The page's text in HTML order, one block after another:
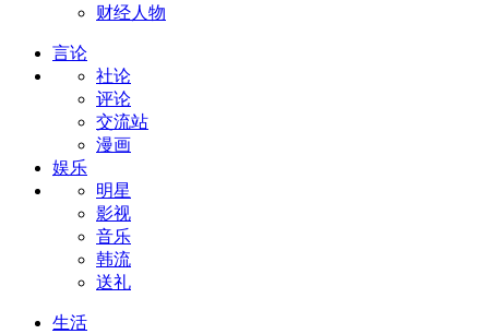
财经人物
言论
社论
评论
交流站
漫画
娱乐
明星
影视
音乐
韩流
送礼
生活